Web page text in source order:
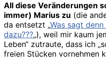
All diese Veränderungen
immer) Marius zu (die
da entsetzt „Was sagt
dazu???„), weil mir kaum
Leben“ zutraute, dass ich
freien Stücken vornehmen